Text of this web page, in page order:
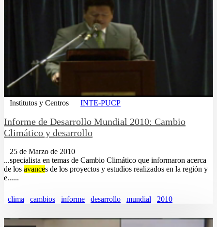
Institutos y Centros INTE-PUCP
Informe de Desarrollo Mundial 2010: Cambio
Climático y desarrollo
25 de Marzo de 2010
...specialista en temas de Cambio Climático que informaron acerca
de los avances de los proyectos y estudios realizados en la región y
e......
clima cambios informe desarrollo mundial 2010